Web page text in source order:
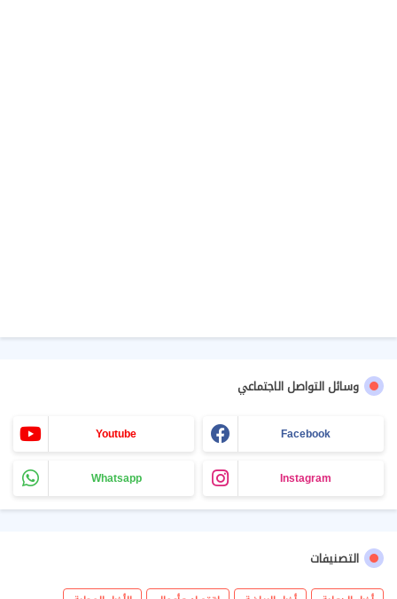
وسائل التواصل الاجتماعي
Youtube Facebook
Whatsapp Instagram
التصنيفات